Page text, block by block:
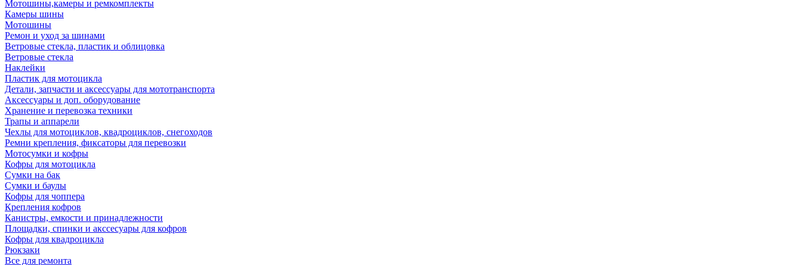
Мотошины,камеры и ремкомплекты
Камеры шины
Мотошины
Ремон и уход за шинами
Ветровые стекла, пластик и облицовка
Ветровые стекла
Наклейки
Пластик для мотоцикла
Детали, запчасти и аксессуары для мототранспорта
Аксессуары и доп. оборудование
Хранение и перевозка техники
Трапы и аппарели
Чехлы для мотоциклов, квадроциклов, снегоходов
Ремни крепления, фиксаторы для перевозки
Мотосумки и кофры
Кофры для мотоцикла
Сумки на бак
Сумки и баулы
Кофры для чоппера
Крепления кофров
Канистры, емкости и принадлежности
Площадки, спинки и акссесуары для кофров
Кофры для квадроцикла
Рюкзаки
Все для ремонта